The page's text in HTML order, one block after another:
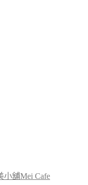
小舖Mei Cafe